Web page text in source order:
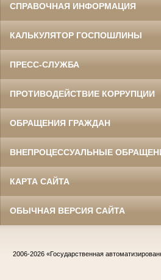
СПРАВОЧНАЯ ИНФОРМАЦИЯ
КАЛЬКУЛЯТОР ГОСПОШЛИНЫ
ПРЕСС-СЛУЖБА
ПРОТИВОДЕЙСТВИЕ КОРРУПЦИИ
ОБРАЩЕНИЯ ГРАЖДАН
ВНЕПРОЦЕССУАЛЬНЫЕ
КАРТА САЙТА
ОБЫЧНАЯ ВЕРСИЯ САЙТА
2006-2026 «Государственная